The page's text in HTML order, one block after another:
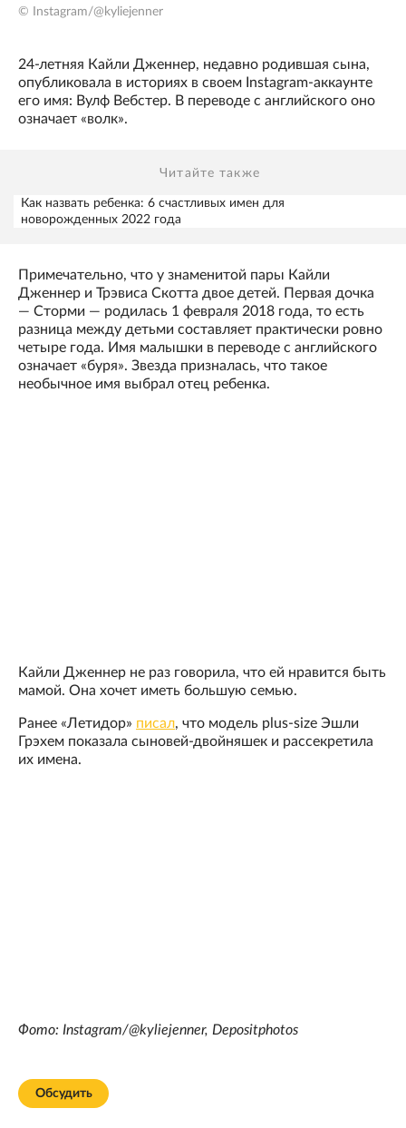
© Instagram/@kyliejenner
24-летняя Кайли Дженнер, недавно родившая сына,
опубликовала в историях в своем Instagram-аккаунте
его имя: Вулф Вебстер. В переводе с английского оно
означает «волк».
Читайте также
Как назвать ребенка: 6 счастливых имен для
новорожденных 2022 года
Примечательно, что у знаменитой пары Кайли
Дженнер и Трэвиса Скотта двое детей. Первая дочка
— Сторми — родилась 1 февраля 2018 года, то есть
разница между детьми составляет практически ровно
четыре года. Имя малышки в переводе с английского
означает «буря». Звезда призналась, что такое
необычное имя выбрал отец ребенка.
Кайли Дженнер не раз говорила, что ей нравится быть
мамой. Она хочет иметь большую семью.
Ранее «Летидор» писал, что модель plus-size Эшли
Грэхем показала сыновей-двойняшек и рассекретила
их имена.
Фото: Instagram/@kyliejenner, Depositphotos
Обсудить